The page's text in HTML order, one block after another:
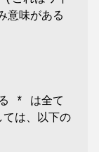
意味がある
* は全て
は、以下の